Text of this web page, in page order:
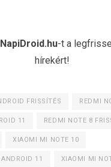
NapiDroid.hu-t a
hírekért!
FRISSÍTÉS REDMI
11 REDMI NOTE 8
XIAOMI MI NOTE 10
11 XIAOMI MI